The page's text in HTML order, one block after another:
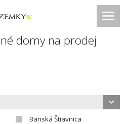
domy na prodej
Banská Štiavnica